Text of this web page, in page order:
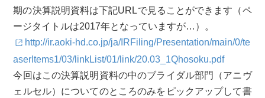
期の決算説明資料は下記URLで見ることができます（ペ
ージタイトルは2017年となっていますが…）。
http://ir.aoki-hd.co.jp/ja/IRFiling/Presentation/main/0/te
aserItems1/03/linkList/01/link/20.03_1Qhosoku.pdf
今回はこの決算説明資料の中のブライダル部門（アニヴ
ェルセル）についてのところのみをピックアップして書